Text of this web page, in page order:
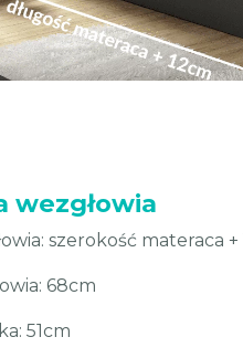
wezgłowia
szerokość materaca +
68cm
51cm